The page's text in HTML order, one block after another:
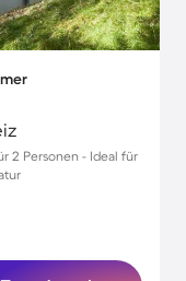
2 Personen - Ideal für